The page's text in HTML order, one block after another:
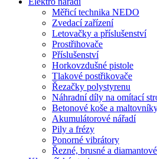
Měřicí technika NEDO
Zvedací zařízení
Letovačky a příslušenství
Prostřihovače
Příslušenství
Horkovzdušné pistole
Tlakové postřikovače
Řezačky polystyrenu
Náhradní díly na omítací
Betonové koše a
Akumulátorové nářadí
Pily a frézy
Ponorné vibrátory
Řezné, brusné a